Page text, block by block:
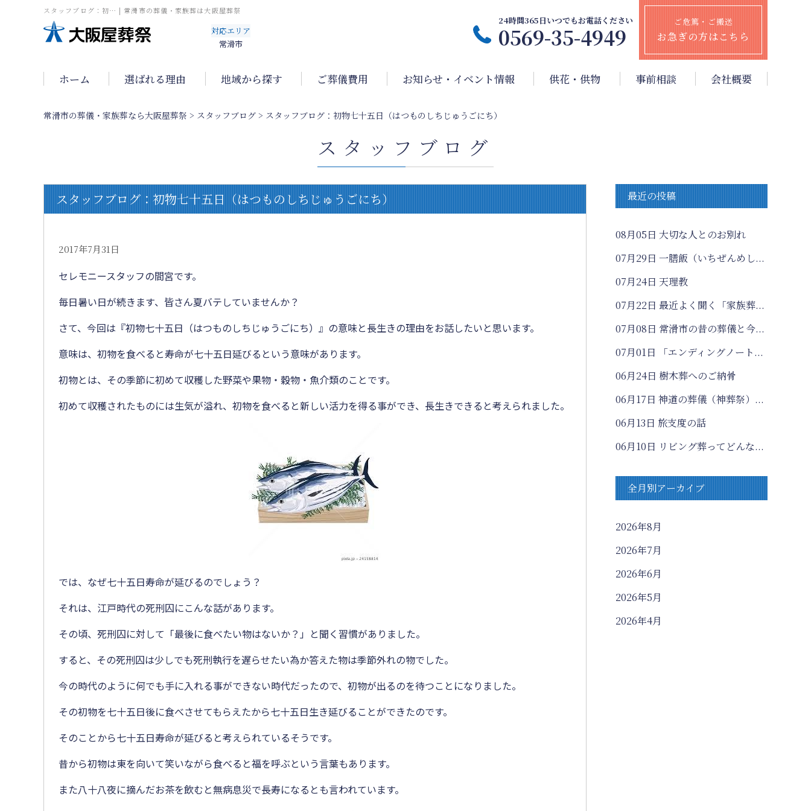
スタッフブログ：初… | 常滑市の葬儀・家族葬は大阪屋葬祭
対応エリア
常滑市
24時間365日いつでもお電話ください
0569-35-4949
ご危篤・ご搬送
お急ぎの方はこちら
ホーム 選ばれる理由 地域から探す ご葬儀費用 お知らせ・イベント情報 供花・供物 事前相談 会社概要
常滑市の葬儀・家族葬なら大阪屋葬祭 > スタッフブログ > スタッフブログ：初物七十五日（はつものしちじゅうごにち）
スタッフブログ
スタッフブログ：初物七十五日（はつものしちじゅうごにち）
2017年7月31日
セレモニースタッフの間宮です。
毎日暑い日が続きます、皆さん夏バテしていませんか？
さて、今回は『初物七十五日（はつものしちじゅうごにち）』の意味と長生きの理由をお話したいと思います。
意味は、初物を食べると寿命が七十五日延びるという意味があります。
初物とは、その季節に初めて収穫した野菜や果物・穀物・魚介類のことです。
初めて収穫されたものには生気が溢れ、初物を食べると新しい活力を得る事ができ、長生きできると考えられました。
では、なぜ七十五日寿命が延びるのでしょう？
それは、江戸時代の死刑囚にこんな話があります。
その頃、死刑囚に対して「最後に食べたい物はないか？」と聞く習慣がありました。
すると、その死刑囚は少しでも死刑執行を遅らせたい為か答えた物は季節外れの物でした。
今の時代のように何でも手に入れる事ができない時代だったので、初物が出るのを待つことになりました。
その初物を七十五日後に食べさせてもらえたから七十五日生き延びることができたのです。
そのことから七十五日寿命が延びると考えられているそうです。
昔から初物は東を向いて笑いながら食べると福を呼ぶという言葉もあります。
また八十八夜に摘んだお茶を飲むと無病息災で長寿になるとも言われています。
最近の投稿
08月05日 大切な人とのお別れ
07月29日 一膳飯（いちぜんめし...
07月24日 天理教
07月22日 最近よく聞く「家族葬...
07月08日 常滑市の昔の葬儀と今...
07月01日 「エンディングノート...
06月24日 樹木葬へのご納骨
06月17日 神道の葬儀（神葬祭）...
06月13日 旅支度の話
06月10日 リビング葬ってどんな...
全月別アーカイブ
2026年8月
2026年7月
2026年6月
2026年5月
2026年4月